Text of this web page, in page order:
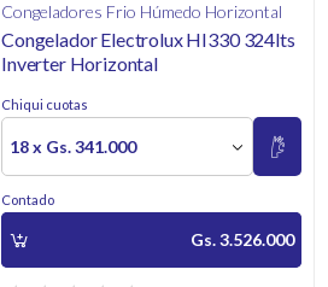
Congeladores Frio Húmedo Horizontal
Congelador Electrolux HI330 324lts
Inverter Horizontal
Chiqui cuotas
18 x Gs. 341.000
Contado
Gs. 3.526.000